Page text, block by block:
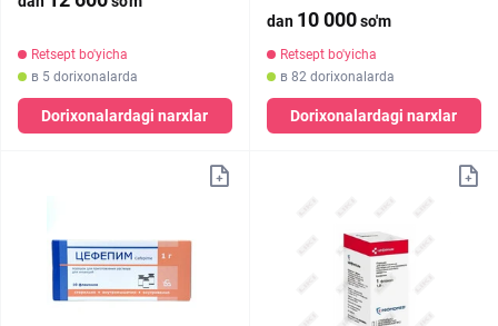
Retsept bo'yicha
в 5 dorixonalarda
Dorixonalardagi narxlar
dan 10 000so'm
Retsept bo'yicha
в 82 dorixonalarda
Dorixonalardagi narxlar